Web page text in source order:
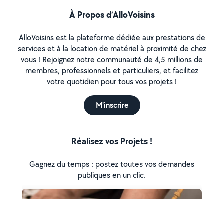
À Propos d’AlloVoisins
AlloVoisins est la plateforme dédiée aux prestations de
services et à la location de matériel à proximité de chez
vous ! Rejoignez notre communauté de 4,5 millions de
membres, professionnels et particuliers, et facilitez
votre quotidien pour tous vos projets !
M'inscrire
Réalisez vos Projets !
Gagnez du temps : postez toutes vos demandes
publiques en un clic.